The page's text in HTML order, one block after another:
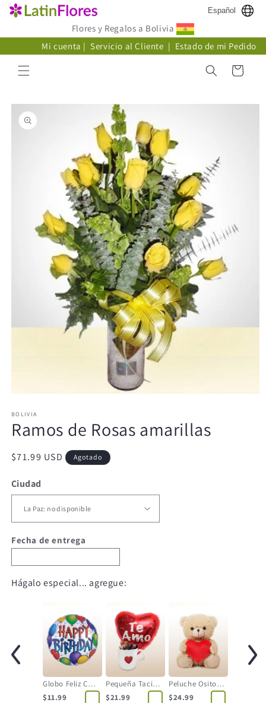
directamente
Español
Flores y Regalos a Bolivia
Mi cuenta | Servicio al Cliente | Estado de mi Pedido
Carrito
directamente
a la
información
multimedia
1
en
modal
BOLIVIA
Ramos de Rosas amarillas
Precio
$71.99 USD Agotado
Ciudad
Fecha de entrega
Hágalo especial... agregue:
Globo Feliz Cumpleaños
$11.99
Pequeña Tacita con Globo
$21.99
Peluche Osito con Corazón
$24.99